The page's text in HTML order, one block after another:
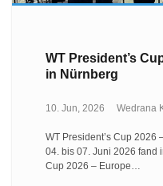
WT President’s
in Nürnberg
10. Jun, 2026 Wedrana
WT President’s Cup 2026
04. bis 07. Juni 2026 fand
Cup 2026 – Europe…